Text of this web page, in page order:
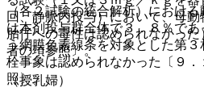
（各２試験の統合解析）におけ
は本剤投与群全体で３．８％で
う網膜色素線条を対象とした第
栓事象は認められなかった〔９
照〕。
回、静脈内投与）において、母
胎仔への毒性は認められなかっ
者の項参照〕。
（授乳婦）